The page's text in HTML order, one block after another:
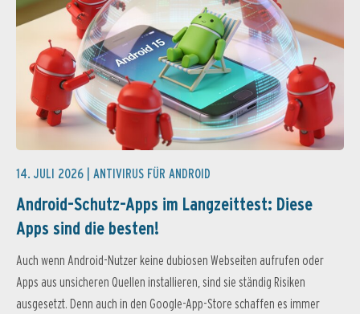
14. JULI 2026 | ANTIVIRUS FÜR ANDROID
Android-Schutz-Apps im Langzeittest: Diese
Apps sind die besten!
Auch wenn Android-Nutzer keine dubiosen Webseiten aufrufen oder
Apps aus unsicheren Quellen installieren, sind sie ständig Risiken
ausgesetzt. Denn auch in den Google-App-Store schaffen es immer